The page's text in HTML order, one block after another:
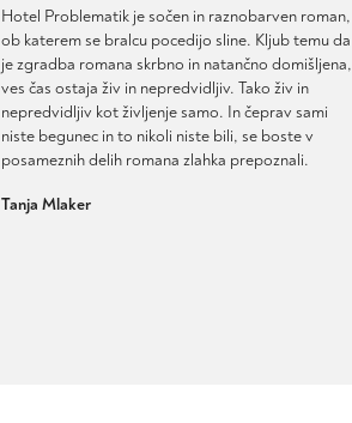
Hotel Problematik je sočen in raznobarven roman,
ob katerem se bralcu pocedijo sline. Kljub temu da
je zgradba romana skrbno in natančno domišljena,
ves čas ostaja živ in nepredvidljiv. Tako živ in
nepredvidljiv kot življenje samo. In čeprav sami
niste begunec in to nikoli niste bili, se boste v
posameznih delih romana zlahka prepoznali.
Tanja Mlaker